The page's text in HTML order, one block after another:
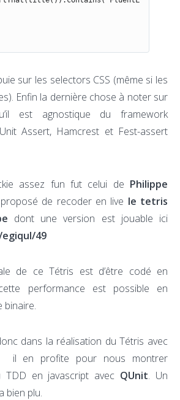
sur les selectors CSS (même si les
Enfin la dernière chose à noter sur
est agnostique du framework
Assert, Hamcrest et Fest-assert
assez fun fut celui de Philippe
proposé de recoder en live le tetris
dont une version est jouable ici
49
de ce Tétris est d’être codé en
performance est possible en
binaire.
dans la réalisation du Tétris avec
il en profite pour nous montrer
en javascript avec QUnit. Un
bien plu.